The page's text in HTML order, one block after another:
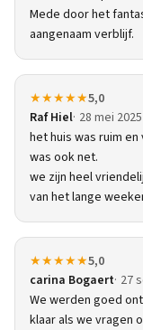
Mede door het
aangenaam verblijf.
★★★★★5,0
Raf Hiel 28 mei 2025
het huis was ruim
was ook net.
we zijn heel
van het lange
★★★★★5,0
carina Bogaert 27
We werden goed
klaar als we vragen